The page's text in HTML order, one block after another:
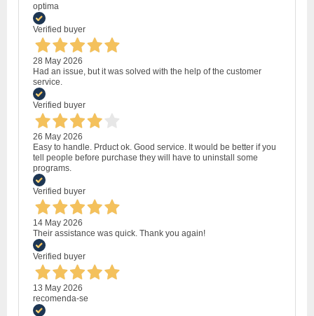
optima
Verified buyer
28 May 2026
Had an issue, but it was solved with the help of the customer
service.
Verified buyer
26 May 2026
Easy to handle. Prduct ok. Good service. It would be better if you
tell people before purchase they will have to uninstall some
programs.
Verified buyer
14 May 2026
Their assistance was quick. Thank you again!
Verified buyer
13 May 2026
recomenda-se